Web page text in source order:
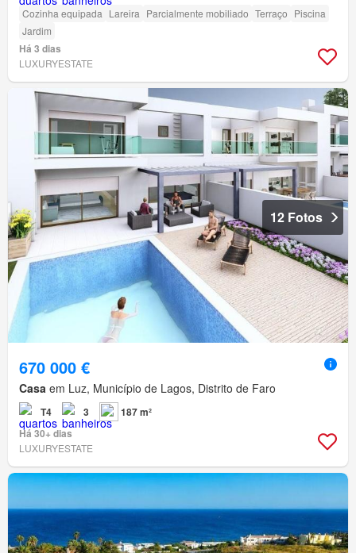
Cozinha equipada Lareira Parcialmente mobiliado Terraço Piscina
Jardim
Há 3 dias
LUXURYESTATE
12 Fotos
670 000 €
Casa em Luz, Município de Lagos, Distrito de Faro
T4 3
187 m²
Há 30+ dias
LUXURYESTATE